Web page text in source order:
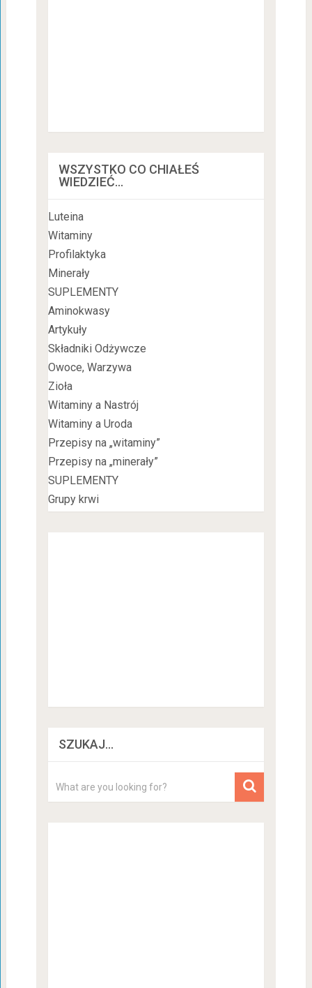
WSZYSTKO CO CHIAŁEŚ
WIEDZIEĆ…
Luteina
Witaminy
Profilaktyka
Minerały
SUPLEMENTY
Aminokwasy
Artykuły
Składniki Odżywcze
Owoce, Warzywa
Zioła
Witaminy a Nastrój
Witaminy a Uroda
Przepisy na „witaminy”
Przepisy na „minerały”
SUPLEMENTY
Grupy krwi
SZUKAJ…